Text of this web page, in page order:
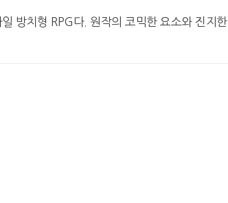
방치형 RPG다. 원작의 코믹한 요소와 진지한